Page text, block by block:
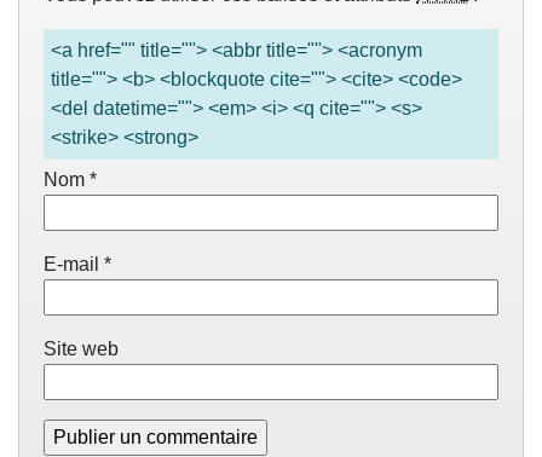
<a href="" title=""> <abbr title=""> <acronym
title=""> <b> <blockquote cite=""> <cite> <code>
<del datetime=""> <em> <i> <q cite=""> <s>
<strike> <strong>
Nom *
E-mail *
Site web